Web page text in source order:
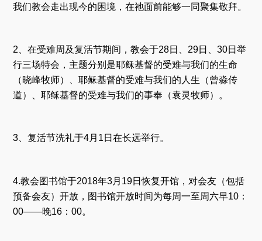
我们教会走出现今的困境，在祂面前能够一同聚集敬拜。
2、在受难周及复活节期间，教会于28日、29日、30日举
行三场特会，主题分别是耶稣基督的受难与我们的生命
（晓峰牧师）、耶稣基督的受难与我们的人生（曾淼传
道）、耶稣基督的受难与我们的事奉（袁灵牧师）。
3、复活节洗礼于4月1日在长远举行。
4.教会图书馆于2018年3月19日恢复开馆，对会友（包括
预备会友）开放，图书馆开放时间为每周一至周六早10：
00——晚16：00。